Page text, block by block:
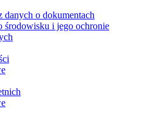
o dokumentach
środowisku i jego ochronie